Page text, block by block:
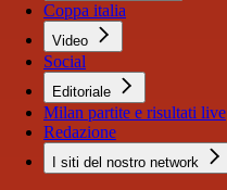
Coppa italia
Video
Social
Editoriale
Milan partite e risultati live
Redazione
I siti del nostro network